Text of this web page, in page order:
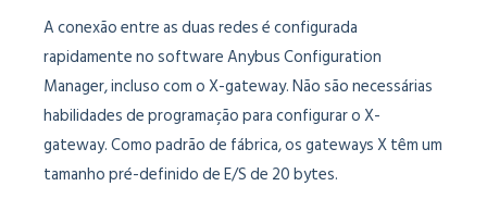
A conexão entre as duas redes é configurada
rapidamente no software Anybus Configuration
Manager, incluso com o X-gateway. Não são necessárias
habilidades de programação para configurar o X-
gateway. Como padrão de fábrica, os gateways X têm um
tamanho pré-definido de E/S de 20 bytes.